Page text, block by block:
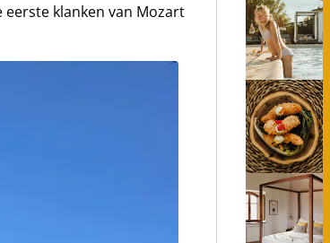
klanken van Mozart